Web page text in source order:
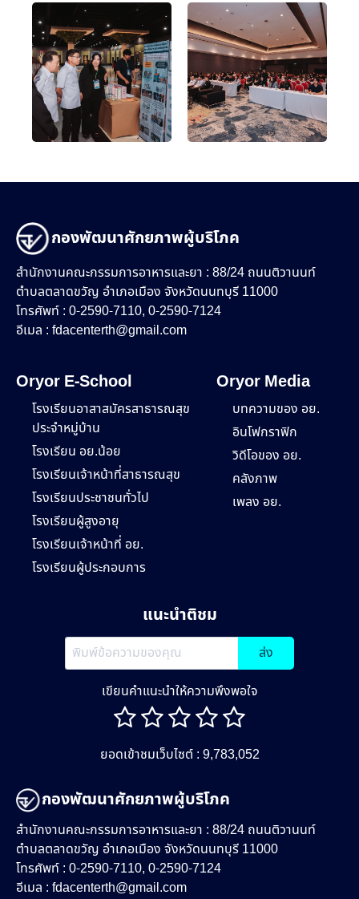
กองพัฒนาศักยภาพผู้บริโภค
สำนักงานคณะกรรมการอาหารและยา : 88/24 ถนนติวานนท์
ตำบลตลาดขวัญ อำเภอเมือง จังหวัดนนทบุรี 11000
โทรศัพท์ : 0-2590-7110, 0-2590-7124
อีเมล : fdacenterth@gmail.com
Oryor E-School
โรงเรียนอาสาสมัครสาธารณสุข
ประจำหมู่บ้าน
โรงเรียน อย.น้อย
โรงเรียนเจ้าหน้าที่สาธารณสุข
โรงเรียนประชาชนทั่วไป
โรงเรียนผู้สูงอายุ
โรงเรียนเจ้าหน้าที่ อย.
โรงเรียนผู้ประกอบการ
Oryor Media
บทความของ อย.
อินโฟกราฟิก
วิดีโอของ อย.
คลังภาพ
เพลง อย.
แนะนำติชม
ส่ง
เขียนคำแนะนำให้ความพึงพอใจ
ยอดเข้าชมเว็บไซต์ : 9,783,052
กองพัฒนาศักยภาพผู้บริโภค
สำนักงานคณะกรรมการอาหารและยา : 88/24 ถนนติวานนท์
ตำบลตลาดขวัญ อำเภอเมือง จังหวัดนนทบุรี 11000
โทรศัพท์ : 0-2590-7110, 0-2590-7124
อีเมล : fdacenterth@gmail.com